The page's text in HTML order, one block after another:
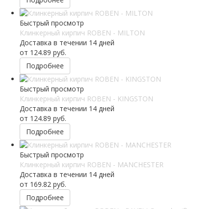
Быстрый просмотр
Клинкерный кирпич ROBEN - MILTON
Доставка в течении 14 дней
от 124.89 руб.
Подробнее
Быстрый просмотр
Клинкерный кирпич ROBEN - KINGSTON
Доставка в течении 14 дней
от 124.89 руб.
Подробнее
Быстрый просмотр
Клинкерный кирпич ROBEN - MANCHESTER
Доставка в течении 14 дней
от 169.82 руб.
Подробнее